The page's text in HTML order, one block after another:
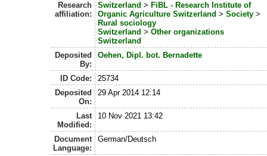
Research
affiliation:
Switzerland > FiBL - Research Institute of
Organic Agriculture Switzerland > Society>
Rural sociology
Switzerland > Other organizations
Switzerland
Deposited
By:
Oehen, Dipl. bot. Bernadette
ID Code:
25734
Deposited
On:
29 Apr 2014 12:14
Last
Modified:
10 Nov 2021 13:42
Document
Language:
German/Deutsch